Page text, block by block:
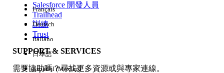
經驗
Salesforce 開發人員
Trailhead
訓練
Trust
SUPPORT & SERVICES
需要協助嗎？尋找更多資源或與專家連線。
Français
Deutsch
Italiano
日本語
Español (México)